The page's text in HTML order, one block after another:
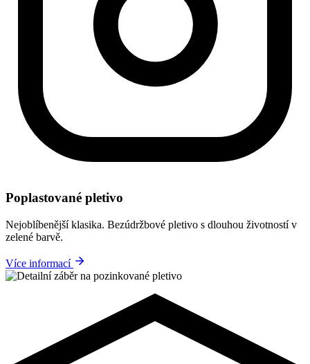
Poplastované pletivo
Nejoblíbenější klasika. Bezúdržbové pletivo s dlouhou životností v
zelené barvě.
Více informací